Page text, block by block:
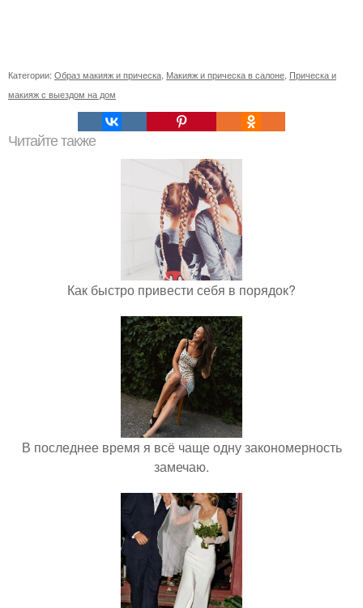
Категории: Образ макияж и прическа, Макияж и прическа в салоне, Прическа и
макияж с выездом на дом
Читайте также
Как быстро привести себя в порядок?
В последнее время я всё чаще одну закономерность
замечаю.